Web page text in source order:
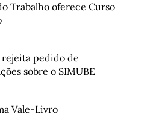
Trabalho oferece Curso
rejeita pedido de
sobre o SIMUBE
Vale-Livro